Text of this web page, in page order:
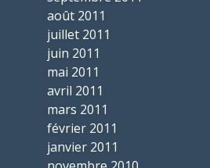
août 2011
juillet 2011
juin 2011
mai 2011
avril 2011
mars 2011
février 2011
janvier 2011